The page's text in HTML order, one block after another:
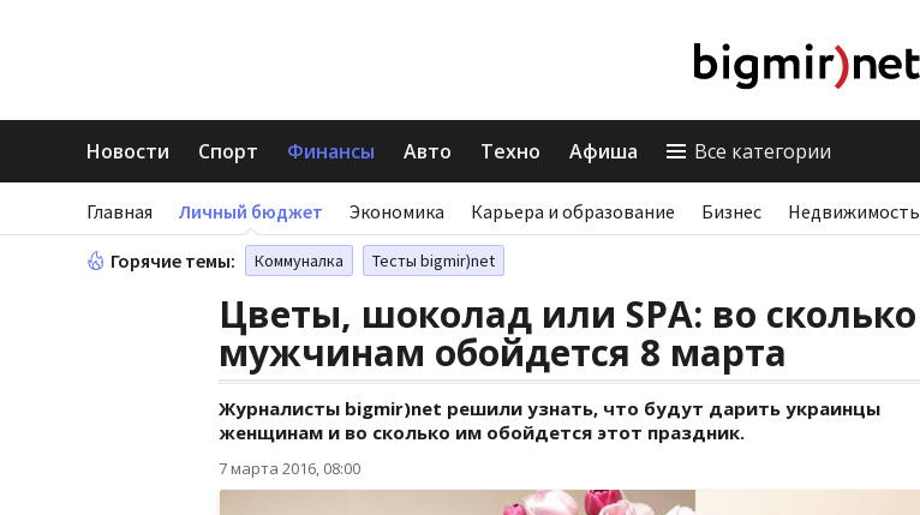
Новости Спорт Финансы Авто Техно Афиша Все категории
Главная Личный бюджет Экономика Карьера и образование Бизнес Недвижимость
Горячие темы: Коммуналка Тесты bigmir)net
Цветы, шоколад или SPA: во сколько
мужчинам обойдется 8 марта
Журналисты bigmir)net решили узнать, что будут дарить украинцы
женщинам и во сколько им обойдется этот праздник.
7 марта 2016, 08:00